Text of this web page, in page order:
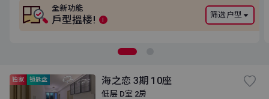
全新功能
戶型搵楼! i
筛选户型
独家 锁匙盘 海之恋 3期 10座
低层 D室 2房